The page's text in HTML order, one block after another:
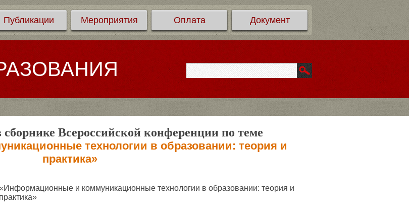
Публикации Мероприятия Оплата Документ
Всероссийской конференции по теме
технологии в образовании: теория и
практика»
и коммуникационные технологии в образовании: теория и
практика»